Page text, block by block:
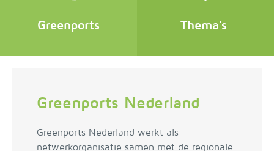
Greenports Thema's
Greenports Nederland
Greenports Nederland werkt als
netwerkorganisatie samen met de regionale